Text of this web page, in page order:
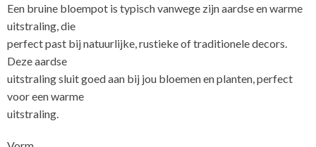
Een bruine bloempot is typisch vanwege zijn aardse en warme
uitstraling, die
perfect past bij natuurlijke, rustieke of traditionele decors.
Deze aardse
uitstraling sluit goed aan bij jou bloemen en planten, perfect
voor een warme
uitstraling.